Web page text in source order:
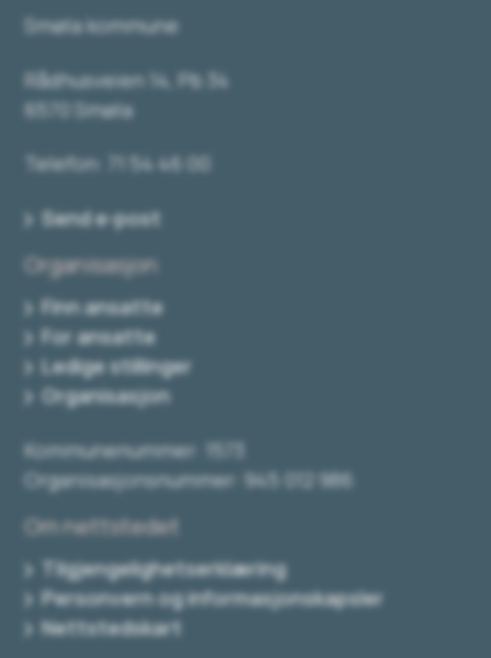
Smøla kommune
Rådhusveien 14, Pb 34
6570 Smøla
Telefon: 71 54 46 00
Send e-post
Organisasjon
Finn ansatte
For ansatte
Ledige stillinger
Organisasjon
Kommunenummer: 1573
Organisasjonsnummer: 945 012 986
Om nettstedet
Tilgjengelighetserklæring
Personvern og informasjonskapsler
Nettstedskart